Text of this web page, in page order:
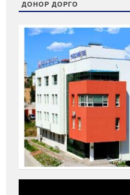
ДОНОР ДОРГО